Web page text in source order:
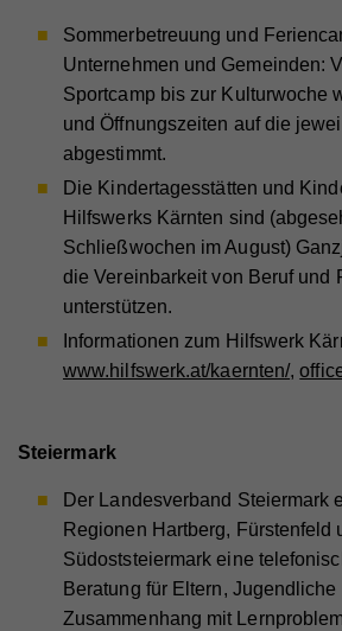
Sommerbetreuung und
Unternehmen und Gemeinden:
Sportcamp bis zur Kulturwoche
und Öffnungszeiten auf die
abgestimmt.
Die Kindertagesstätten und
Hilfswerks Kärnten sind
Schließwochen im August)
die Vereinbarkeit von Beruf und
unterstützen.
Informationen zum Hilfswerk
www.hilfswerk.at/kaernten/,
Steiermark
Der Landesverband Steiermark
Regionen Hartberg, Fürstenfeld
Südoststeiermark eine
Beratung für Eltern,
Zusammenhang mit
Anbieter Whatchado
1 Minute
Zweck
Wird von Google Analytics
Anbieter Whatchado
Laufzeit 1 Tag
Zweck
Name _ga
Anbieter Whatchado
Zweck
Wird von Google Analytics
Anforderungsrate
Anbieter Google Analytics
Registriert eine eindeutige ID,
um statistische Daten dazu,
Website nutzt, zu generieren.